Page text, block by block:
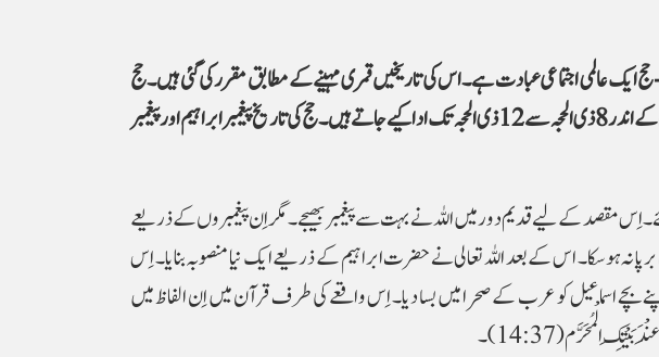
عالمی اجتماعی عبادت ہے۔ اس کی تاریخیں قمری مہینے کے مطابق مقرر کی گئی ہیں۔ حج
کے مراسم مکہ اور اس کے آس پاس کے مقامات پر پانچ دنوں کے اندر 8 ذی الحجہ سے 12 ذی الحجہ تک ادا کیے جاتے ہیں۔حج کی تاریخ پیغمبر ابراہیم اور پیغمبر
جائے۔ اِس مقصد کے لیے قدیم دور میں اللہ نے بہت سے پیغمبر بھیجے۔ مگر اِن پیغمبروں کے ذریعے
نہ ہوسکا۔ اس کے بعد اللہ تعالی نے حضرت ابراہیم کے ذریعے ایک نیا منصوبہ بنایا۔ اِس
بچے اسماعیل کو عرب کے صحرا میں بسا دیا۔ اِس واقعے کی طرف قرآن میں اِن الفاظ میں
الْمُحَرَّم(14:37)۔